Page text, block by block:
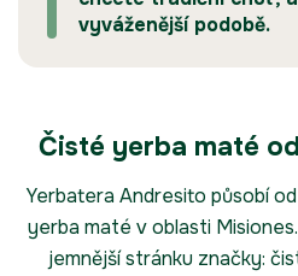
vyváženější podobě.
Čisté yerba maté
Yerbatera Andresito působí
yerba maté v oblasti
jemnější stránku značky: